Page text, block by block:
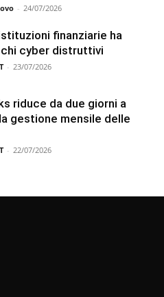
- 24/07/2026
finanziarie ha
cyber distruttivi
- 23/07/2026
riduce da due giorni a
gestione mensile delle
- 22/07/2026